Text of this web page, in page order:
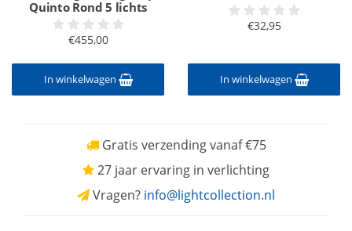
Quinto Rond 5 lichts
€455,00
In winkelwagen
€32,95
In winkelwagen
Gratis verzending vanaf €75
27 jaar ervaring in verlichting
Vragen? info@lightcollection.nl